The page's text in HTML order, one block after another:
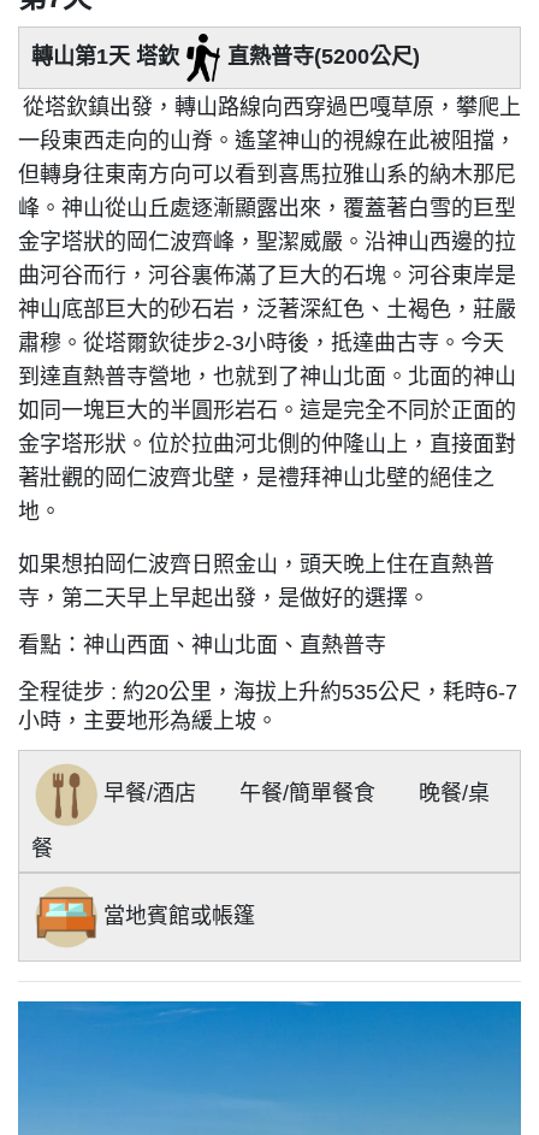
轉山第1天 塔欽 直熱普寺(5200公尺)
從塔欽鎮出發，轉山路線向西穿過巴嘎草原，攀爬上
一段東西走向的山脊。遙望神山的視線在此被阻擋，
但轉身往東南方向可以看到喜馬拉雅山系的納木那尼
峰。神山從山丘處逐漸顯露出來，覆蓋著白雪的巨型
金字塔狀的岡仁波齊峰，聖潔威嚴。沿神山西邊的拉
曲河谷而行，河谷裏佈滿了巨大的石塊。河谷東岸是
神山底部巨大的砂石岩，泛著深紅色、土褐色，莊嚴
肅穆。從塔爾欽徒步2-3小時後，抵達曲古寺。今天
到達直熱普寺營地，也就到了神山北面。北面的神山
如同一塊巨大的半圓形岩石。這是完全不同於正面的
金字塔形狀。位於拉曲河北側的仲隆山上，直接面對
著壯觀的岡仁波齊北壁，是禮拜神山北壁的絕佳之
地。
如果想拍岡仁波齊日照金山，頭天晚上住在直熱普
寺，第二天早上早起出發，是做好的選擇。
看點：神山西面、神山北面、直熱普寺
全程徒步 : 約20公里，海拔上升約535公尺， 耗時6-7
小時，主要地形為緩上坡。
早餐/酒店 午餐/簡單餐食 晚餐/桌
餐
當地賓館或帳篷